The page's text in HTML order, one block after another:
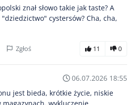
znał słowo takie jak taste? A
cystersów? Cha, cha,
Zgłoś 11 0
06.07.2026 18:55
jest bieda, krótkie życie, niskie